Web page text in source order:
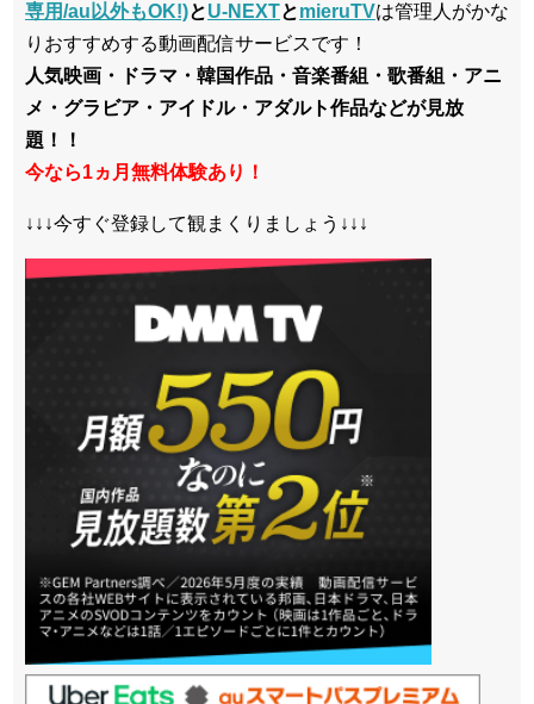
専用/au以外もOK!)とU-NEXTとmieruTVは管理人がかな
りおすすめする動画配信サービスです！
人気映画・ドラマ・韓国作品・音楽番組・歌番組・アニ
メ・グラビア・アイドル・アダルト作品などが見放
題！！
今なら1ヵ月無料体験あり！
↓↓↓今すぐ登録して観まくりましょう↓↓↓